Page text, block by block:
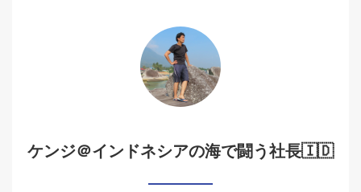
ケンジ＠インドネシアの海で闘う社長🇮🇩